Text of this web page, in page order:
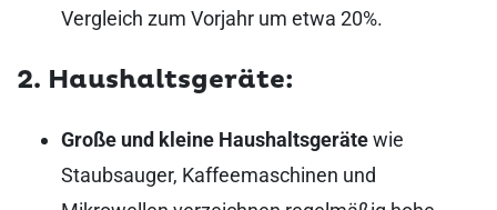
Vergleich zum Vorjahr um etwa 20%.
2. Haushaltsgeräte:
Große und kleine Haushaltsgerätewie
Staubsauger, Kaffeemaschinen und